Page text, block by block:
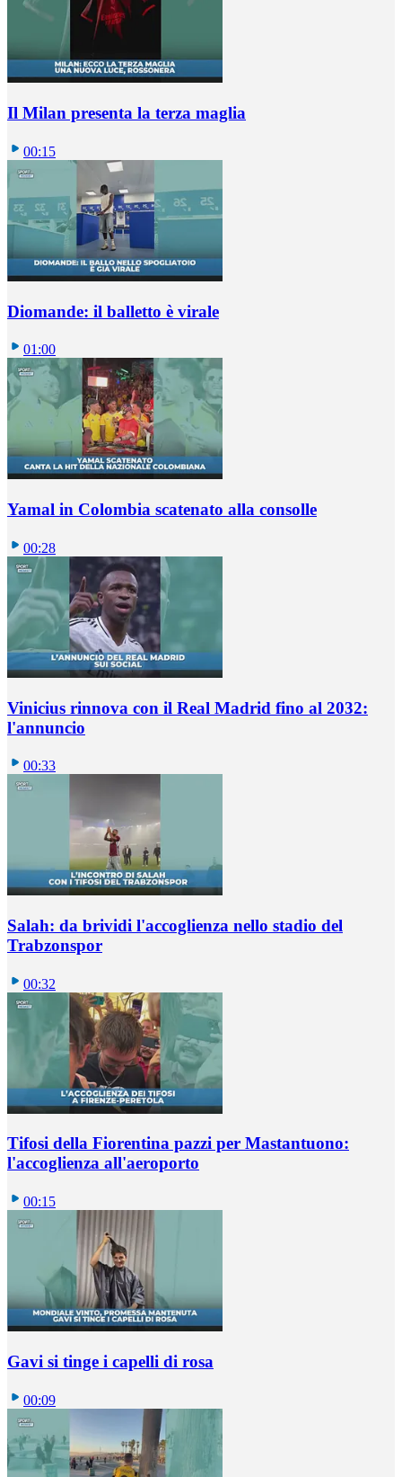
Il Milan presenta la terza maglia
00:15
Diomande: il balletto è virale
01:00
Yamal in Colombia scatenato alla consolle
00:28
Vinicius rinnova con il Real Madrid fino al 2032:
l'annuncio
00:33
Salah: da brividi l'accoglienza nello stadio del
Trabzonspor
00:32
Tifosi della Fiorentina pazzi per Mastantuono:
l'accoglienza all'aeroporto
00:15
Gavi si tinge i capelli di rosa
00:09